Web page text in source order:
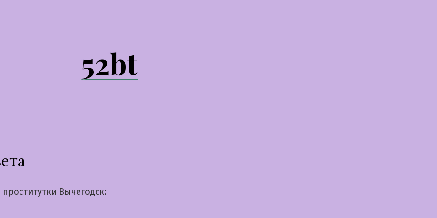
52bt
Вычегодск: